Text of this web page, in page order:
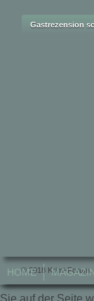
HOME© 2018 Krimi-Forum.